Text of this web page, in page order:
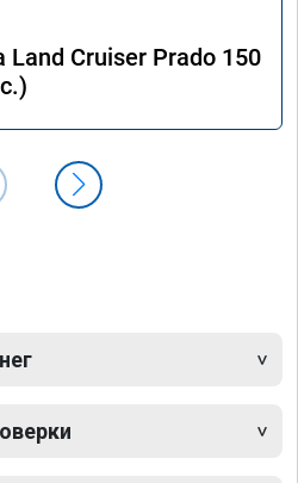
Land Cruiser Prado 150